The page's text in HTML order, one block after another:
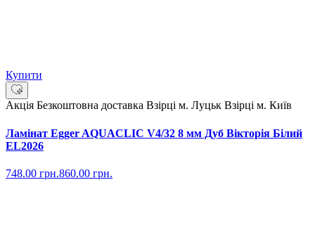
Купити
Акція Безкоштовна доставка Взірці м. Луцьк Взірці м. Київ
Ламінат Egger AQUACLIC V4/32 8 мм Дуб Вікторія Білий
EL2026
748.00 грн.860.00 грн.